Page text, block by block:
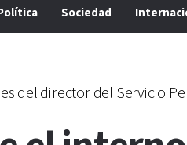
Sociedad
del director del Servicio